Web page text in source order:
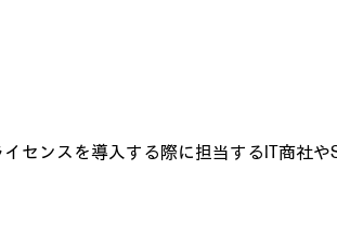
センスを導入する際に担当するIT商社や